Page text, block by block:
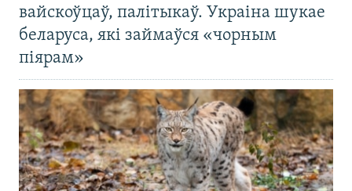
вайскоўцаў, палітыкаў. Украіна шукае
беларуса, які займаўся «чорным
піярам»